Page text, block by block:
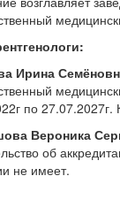
Ирина
по
Вероника
об
не имеет.